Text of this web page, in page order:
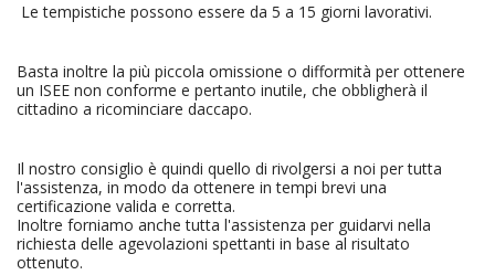
Le tempistiche possono essere da 5 a 15 giorni lavorativi.
Basta inoltre la più piccola omissione o difformità per ottenere
un ISEE non conforme e pertanto inutile, che obbligherà il
cittadino a ricominciare daccapo.
Il nostro consiglio è quindi quello di rivolgersi a noi per tutta
l'assistenza, in modo da ottenere in tempi brevi una
certificazione valida e corretta.
Inoltre forniamo anche tutta l'assistenza per guidarvi nella
richiesta delle agevolazioni spettanti in base al risultato
ottenuto.